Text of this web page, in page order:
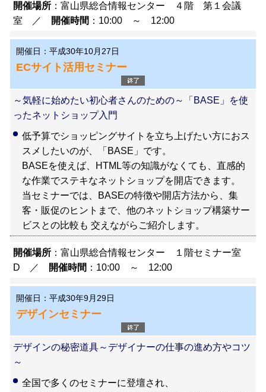
開催場所 ：富山県総合情報センター ４階 第１会議
室 ／
開催時間 ：10:00 ～ 12:00
開催日：平成30年10月27日
ECサイト活用セミナー
～気軽に始めたい初心者さんのための～「BASE」を使
ったネットショップ入門
低予算でショッピングサイトを立ち上げたい方におス
スメしたいのが、「BASE」です。
BASEを使えば、HTML等の知識がなくても、直感的
な作業でステキなネットショップを開店できます。
当セミナーでは、BASEの特徴や開店方法から、集
客・販促のヒントまで、他のネットショップ構築サー
ビスとの比較も 交えながらご紹介します。
開催場所 ：富山県総合情報センター １階セミナー室
D ／
開催時間 ：10:00 ～ 12:00
開催日：平成30年9月29日
デザインセミナー
デザインの秘密道具～デザイナーの仕事の進め方やコツ
～
全国で多くのセミナーに登壇され、